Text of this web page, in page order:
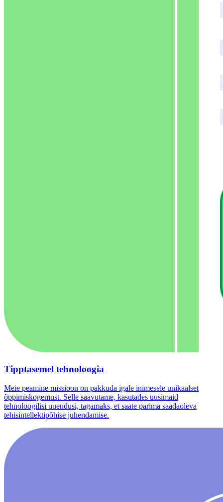
Tipptasemel tehnoloogia
Meie peamine missioon on pakkuda igale inimesele unikaalset
õppimiskogemust. Selle saavutame, kasutades uusimaid
tehnoloogilisi uuendusi, tagamaks, et saate parima saadaoleva
tehisintellektipõhise juhendamise.